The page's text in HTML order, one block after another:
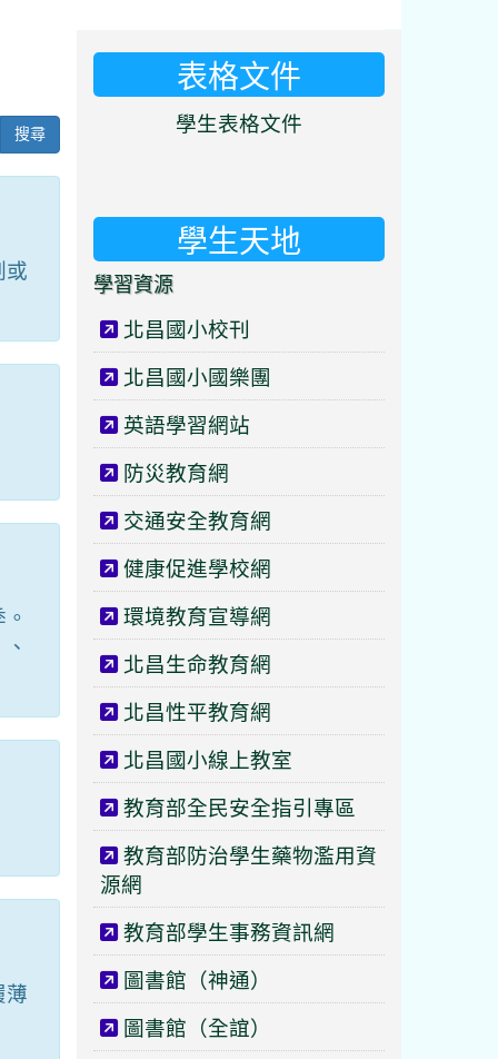
搜尋
或
薄
表格文件
學生表格文件
學生天地
學習資源
北昌國小校刊
北昌國小國樂團
英語學習網站
防災教育網
交通安全教育網
健康促進學校網
環境教育宣導網
北昌生命教育網
北昌性平教育網
北昌國小線上教室
教育部全民安全指引專區
教育部防治學生藥物濫用資
源網
教育部學生事務資訊網
圖書館（神通）
圖書館（全誼）